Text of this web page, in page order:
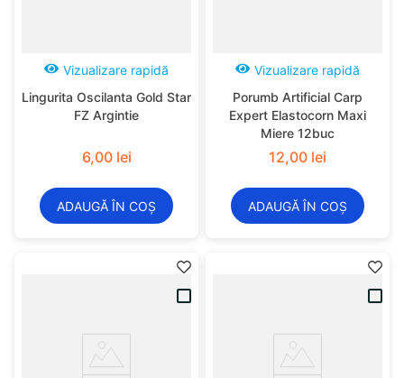
Vizualizare rapidă
Lingurita Oscilanta Gold Star
FZ Argintie
6,00 lei
ADAUGĂ ÎN COȘ
Vizualizare rapidă
Porumb Artificial Carp
Expert Elastocorn Maxi
Miere 12buc
12,00 lei
ADAUGĂ ÎN COȘ